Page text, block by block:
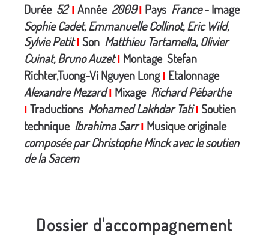
Durée 52' Année 2009 Pays France- Image
Sophie Cadet, Emmanuelle Collinot, Eric Wild,
Sylvie Petit Son Matthieu Tartamella, Olivier
Cuinat, Bruno Auzet Montage Stefan
Richter,Tuong-Vi Nguyen Long Etalonnage
Alexandre Mezard Mixage Richard Pébarthe
Traductions Mohamed Lakhdar Tati Soutien
technique Ibrahima Sarr Musique originale
composée par Christophe Minck avec le soutien
de la Sacem
Dossier d'accompagnement